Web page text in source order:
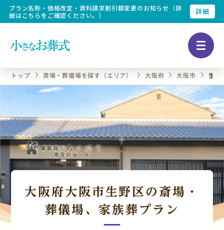
プラン名称・価格改定・資料請求割引額変更のお知らせ（詳
細はこちらをご確認ください。）
詳細
トップ 斎場・葬儀場を探す（エリア） 大阪府 大阪市 生野
大阪府大阪市生野区の斎場・
葬儀場、家族葬プラン